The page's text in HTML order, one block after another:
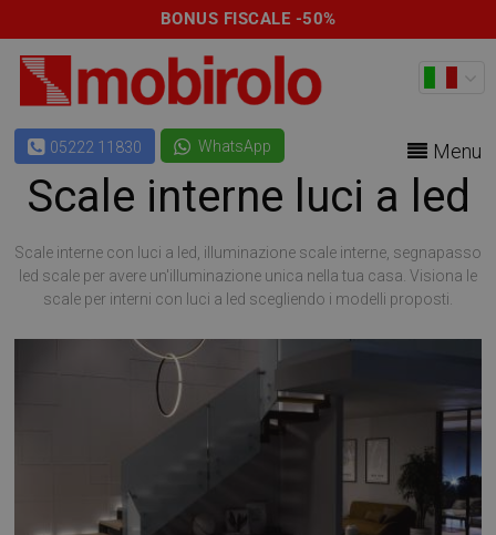
BONUS FISCALE -50%
05222 11830 WhatsApp Menu
Scale interne luci a led
Scale interne con luci a led, illuminazione scale interne, segnapasso
led scale per avere un'illuminazione unica nella tua casa. Visiona le
scale per interni con luci a led scegliendo i modelli proposti.